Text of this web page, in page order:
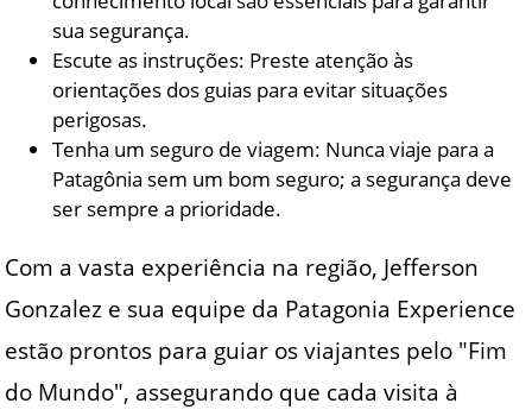
sua segurança.
Escute as instruções: Preste atenção às
orientações dos guias para evitar situações
perigosas.
Tenha um seguro de viagem: Nunca viaje para a
Patagônia sem um bom seguro; a segurança deve
ser sempre a prioridade.
Com a vasta experiência na região, Jefferson
Gonzalez e sua equipe da Patagonia Experience
estão prontos para guiar os viajantes pelo "Fim
do Mundo", assegurando que cada visita à